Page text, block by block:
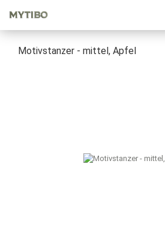
Motivstanzer - mittel, Apfel